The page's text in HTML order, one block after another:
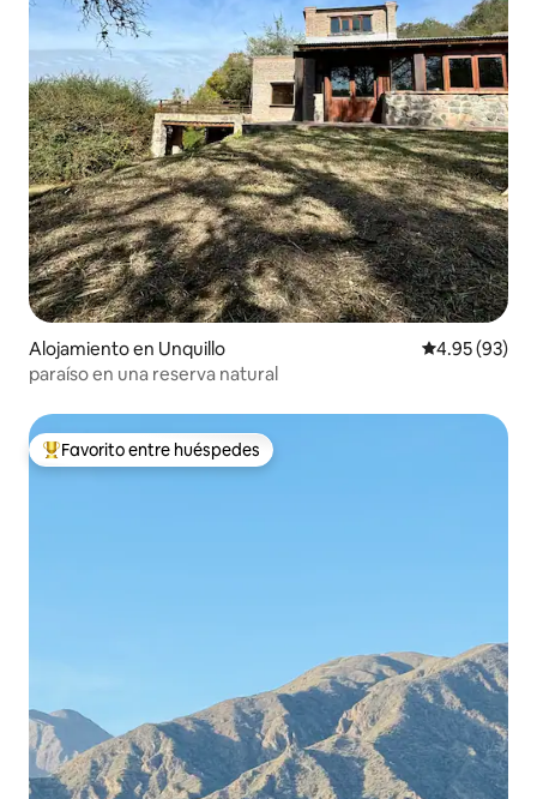
Alojamiento en Unquillo Calificación
4.95 (93)
paraíso en una reserva natural
Favorito entre huéspedes preferido
Favorito entre huéspedes